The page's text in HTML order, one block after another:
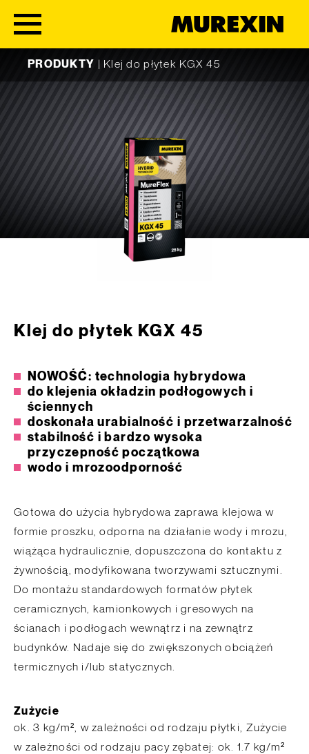
PRODUKTY
Klej do płytek KGX 45
Klej do płytek KGX 45
NOWOŚĆ: technologia hybrydowa
do klejenia okładzin podłogowych i
ściennych
doskonała urabialność i przetwarzalność
stabilność i bardzo wysoka
przyczepność początkowa
wodo i mrozoodporność
Gotowa do użycia hybrydowa zaprawa klejowa w
formie proszku, odporna na działanie wody i mrozu,
wiążąca hydraulicznie, dopuszczona do kontaktu z
żywnością, modyfikowana tworzywami sztucznymi.
Do montażu standardowych formatów płytek
ceramicznych, kamionkowych i gresowych na
ścianach i podłogach wewnątrz i na zewnątrz
budynków. Nadaje się do zwiększonych obciążeń
termicznych i/lub statycznych.
Zużycie
ok. 3 kg/m², w zależności od rodzaju płytki, Zużycie
w zależności od rodzaju pacy zębatej: ok. 1.7 kg/m²